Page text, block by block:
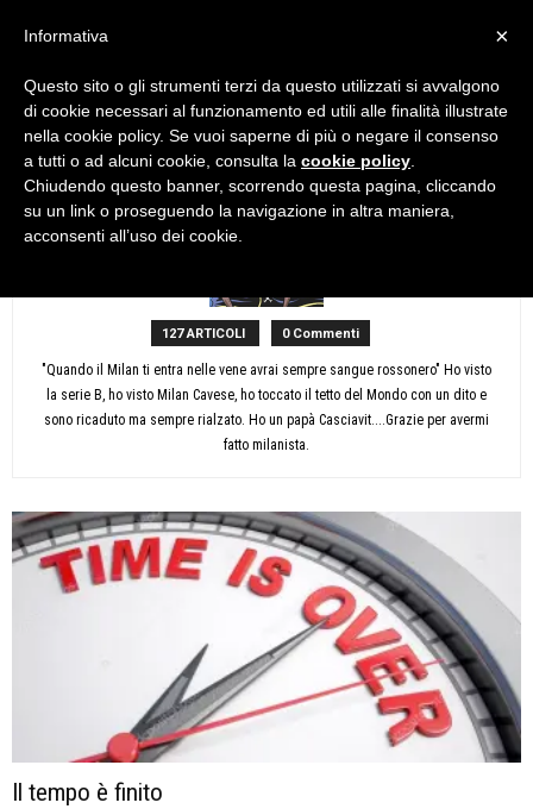
Home Autori Articoli di Harlock
Harlock
127 ARTICOLI 0 Commenti
"Quando il Milan ti entra nelle vene avrai sempre sangue rossonero" Ho visto
la serie B, ho visto Milan Cavese, ho toccato il tetto del Mondo con un dito e
sono ricaduto ma sempre rialzato. Ho un papà Casciavit....Grazie per avermi
fatto milanista.
Il tempo è finito
×
Informativa
Questo sito o gli strumenti terzi da questo utilizzati si avvalgono
di cookie necessari al funzionamento ed utili alle finalità illustrate
nella cookie policy. Se vuoi saperne di più o negare il consenso
a tutti o ad alcuni cookie, consulta la cookie policy
Chiudendo questo banner, scorrendo questa pagina, cliccando
su un link o proseguendo la navigazione in altra maniera,
acconsenti all’uso dei cookie.